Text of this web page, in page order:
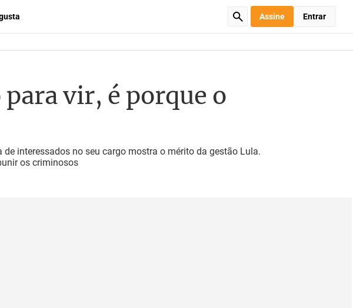
Assine Entrar
vir, é porque o
interessados no seu cargo mostra o mérito da gestão Lula.
os criminosos